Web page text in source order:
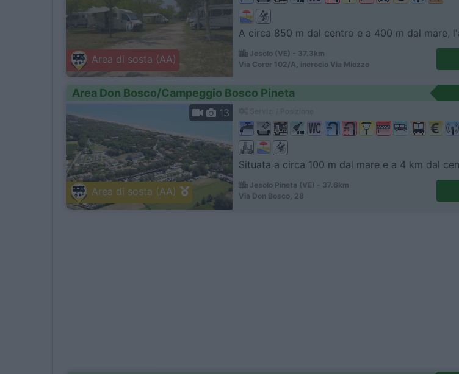
Area di sosta (AA)
A circa 850 m dal centro e a 400 m dal mare,
Jesolo (VE) - 37.3km
Via Corer 102/A, incrocio Via Miozzo
Area Don Bosco/Campeggio Bosco Pineta
Area di sosta (AA)
13
Situata a circa 100 m dal mare e a 4 km dal
Jesolo Pineta (VE) - 37.6km
Via Don Bosco, 28